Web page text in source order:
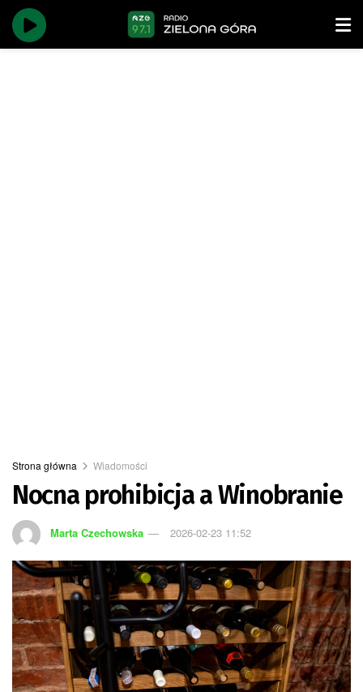
Strona główna Wiadomości
Nocna prohibicja a Winobranie
Marta Czechowska 2026-02-23 11:52